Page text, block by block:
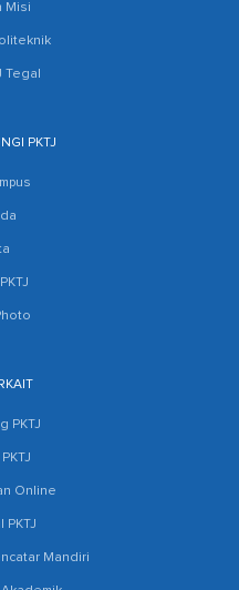
Misi
Tegal
PKTJ
PKTJ
Online
PKTJ
Mandiri